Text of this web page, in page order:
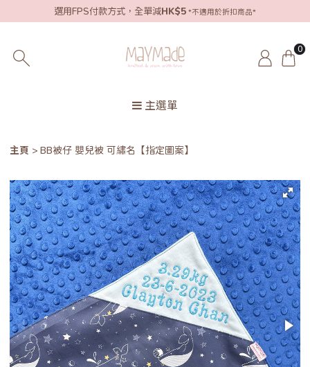
選用FPS付款方式，全單減HK$5 *不適用於折扣商品*
0
主選單
主頁 BB被仔 嬰兒被 可繡名【指定圖案】